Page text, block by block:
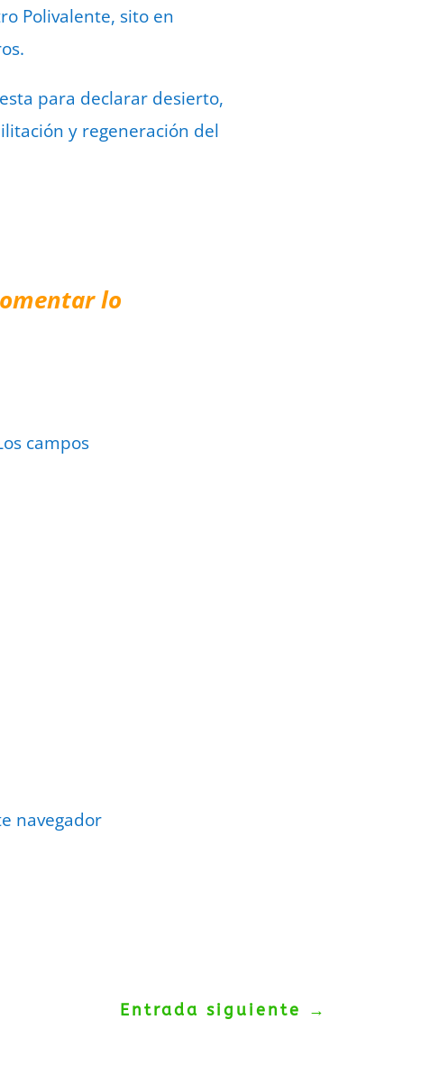
Polivalente, sito en
para declarar desierto,
y regeneración del
lo
campos
navegador
Entrada siguiente →